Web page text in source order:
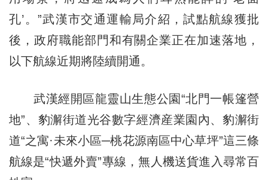
孔’。”武漢市交通運輸局介紹，試點航線獲批
後，政府職能部門和有關企業正在加速落地，
以下航線近期將陸續開通。
武漢經開區龍靈山生態公園“北門一帳篷營
地”、豹澥街道光谷數字經濟産業園內、豹澥街
道“之寓·未來小區─桃花源南區中心草坪”這三條
航線是“快遞外賣”專線，無人機送貨進入尋常百